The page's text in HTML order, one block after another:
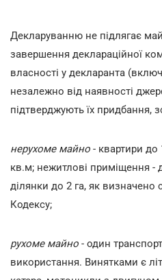
Декларуванню не підлягає
завершення деклараційної
власності у декларанта
незалежно від наявності
підтверджують їх придбання,
нерухоме майно - квартири до
кв.м; нежитлові приміщення -
ділянки до 2 га, як визначено
Кодексу;
рухоме майно - один
використання. Винятками є